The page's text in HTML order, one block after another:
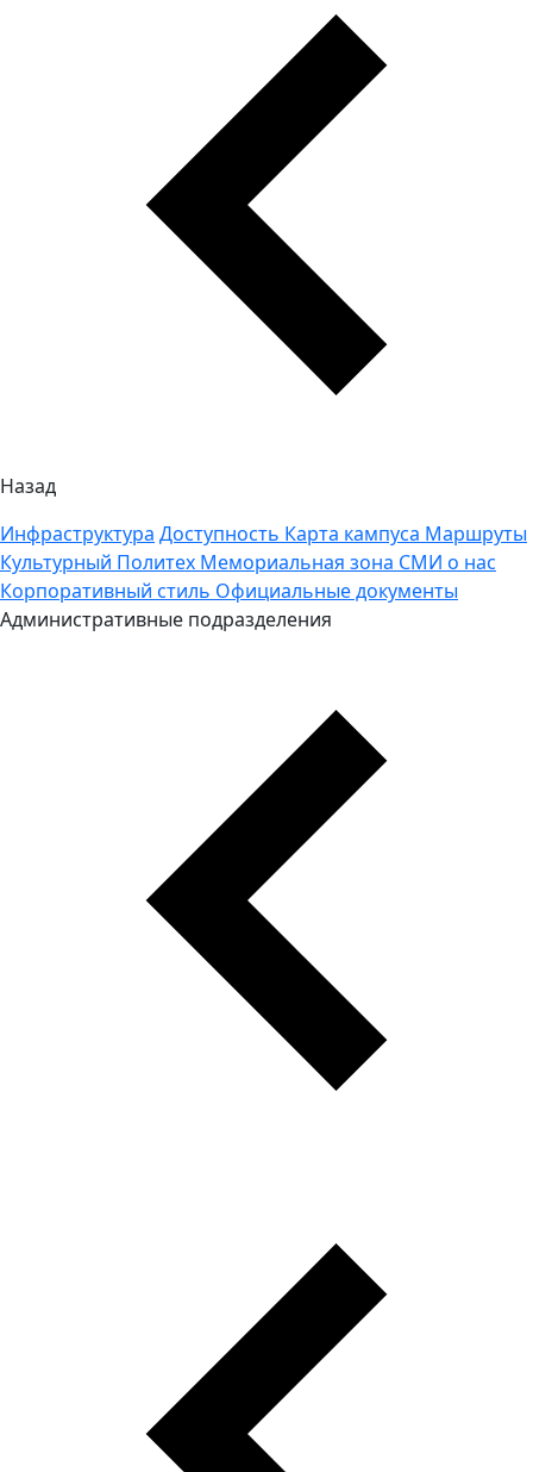
Назад
Инфраструктура Доступность Карта кампуса Маршруты
Культурный Политех Мемориальная зона СМИ о нас
Корпоративный стиль Официальные документы
Административные подразделения